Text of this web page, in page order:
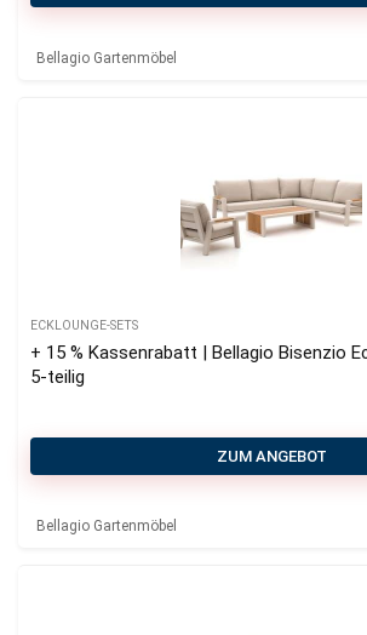
Bellagio Gartenmöbel
ECKLOUNGE-SETS
+ 15 % Kassenrabatt | Bellagio Bisenzio
5-teilig
ZUM ANGEBOT
Bellagio Gartenmöbel